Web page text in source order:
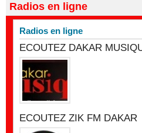
Radios en ligne
Radios en ligne
ECOUTEZ DAKAR
ECOUTEZ ZIK FM DAKAR